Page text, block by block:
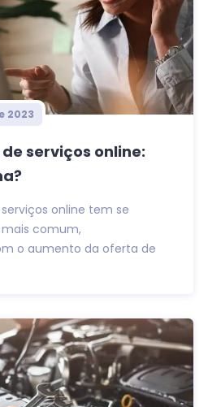
2023
serviços online:
online tem se
comum,
o aumento da oferta de